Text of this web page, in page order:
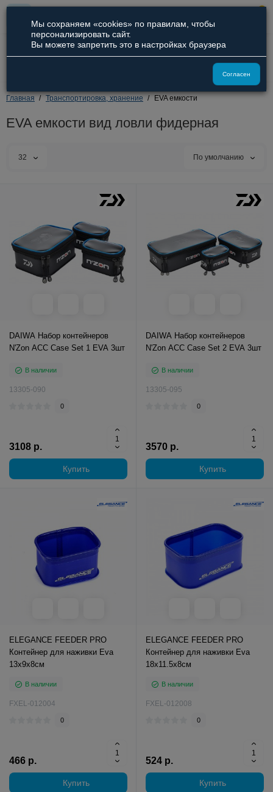
8 (800) 551-09-94
8 (929) 836-66-51
Главная Транспортировка, хранение EVA емкости
EVA емкости вид ловли фидерная
32 По умолчанию
DAIWA Набор контейнеров
N'Zon ACC Case Set 1 EVA 3шт
В наличии
13305-090
0
3108 р.
Купить
DAIWA Набор контейнеров
N'Zon ACC Case Set 2 EVA 3шт
В наличии
13305-095
0
3570 р.
Купить
ELEGANCE FEEDER PRO
Контейнер для наживки Eva
13х9х8см
В наличии
FXEL-012004
0
466 р.
Купить
ELEGANCE FEEDER PRO
Контейнер для наживки Eva
18х11.5х8см
В наличии
FXEL-012008
0
524 р.
Купить
Мы сохраняем «cookies» по правилам, чтобы
персонализировать сайт.
Вы можете запретить это в настройках браузера
Согласен